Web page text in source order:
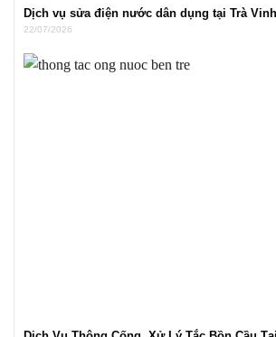
Dịch vụ sửa điện nước dân dụng tại Trà
22/07/2026